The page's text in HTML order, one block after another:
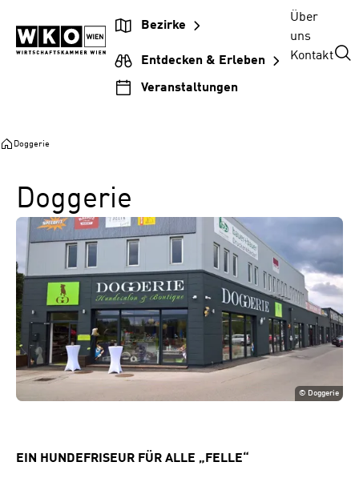
Inhalt
springen
Hauptnavigation
springen
Footer
springen
Bezirke
Entdecken & Erleben
Veranstaltungen
Über
uns
Kontakt
Doggerie
Doggerie
© Doggerie
EIN HUNDEFRISEUR FÜR ALLE „FELLE“